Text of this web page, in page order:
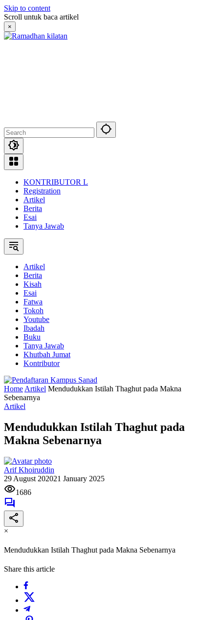
Skip to content
Scroll untuk baca artikel
×
KONTRIBUTOR L
Registration
Artikel
Berita
Esai
Tanya Jawab
Artikel
Berita
Kisah
Esai
Fatwa
Tokoh
Youtube
Ibadah
Buku
Tanya Jawab
Khutbah Jumat
Kontributor
Home Artikel Mendudukkan Istilah Thaghut pada Makna
Sebenarnya
Artikel
Mendudukkan Istilah Thaghut pada
Makna Sebenarnya
Arif Khoiruddin
29 August 202021 January 2025
1686
×
Mendudukkan Istilah Thaghut pada Makna Sebenarnya
Share this article